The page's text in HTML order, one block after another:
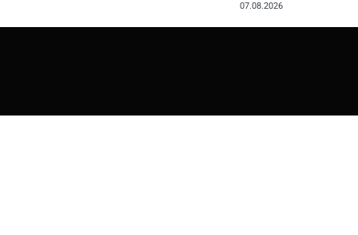
07.08.2026